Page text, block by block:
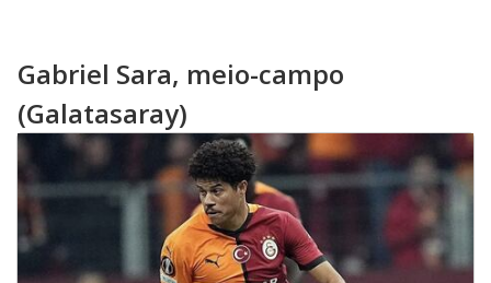
Gabriel Sara, meio-campo
(Galatasaray)